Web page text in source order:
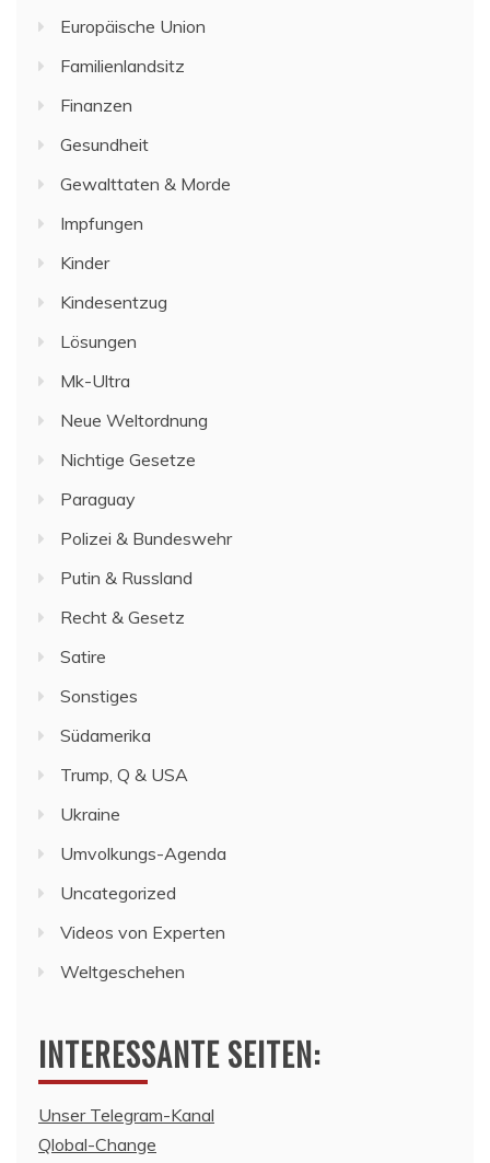
Europäische Union
Familienlandsitz
Finanzen
Gesundheit
Gewalttaten & Morde
Impfungen
Kinder
Kindesentzug
Lösungen
Mk-Ultra
Neue Weltordnung
Nichtige Gesetze
Paraguay
Polizei & Bundeswehr
Putin & Russland
Recht & Gesetz
Satire
Sonstiges
Südamerika
Trump, Q & USA
Ukraine
Umvolkungs-Agenda
Uncategorized
Videos von Experten
Weltgeschehen
INTERESSANTE SEITEN:
Unser Telegram-Kanal
Qlobal-Change